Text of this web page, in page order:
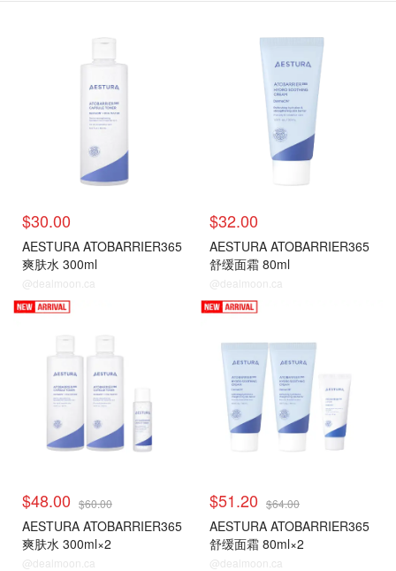
$30.00
AESTURA ATOBARRIER365
爽肤水 300ml
@dealmoon.ca
$32.00
AESTURA ATOBARRIER365
舒缓面霜 80ml
@dealmoon.ca
$48.00 $60.00
AESTURA ATOBARRIER365
爽肤水 300ml×2
@dealmoon.ca
$51.20 $64.00
AESTURA ATOBARRIER365
舒缓面霜 80ml×2
@dealmoon.ca